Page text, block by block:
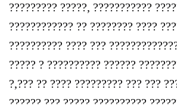
????????? ?????, ???????????
???????????? ?? ???????? ????
?????????? ???? ???
????? ? ?????????? ??????
?,??? ?? ???? ????????? ??? ???